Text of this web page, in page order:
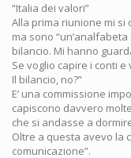
“Italia dei valori”
Alla prima riunione mi si
ma sono
bilancio. Mi hanno
Se voglio capire i conti
Il bilancio, no?”
E’ una commissione
capiscono davvero
che si andasse a
Oltre a questa avevo la
comunicazione”.